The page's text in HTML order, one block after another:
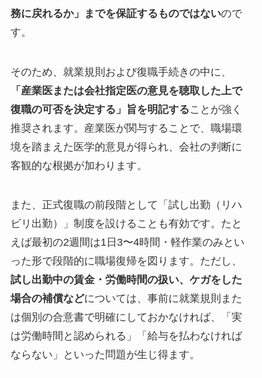
務に戻れるか」までを保証するものではないので
す。
そのため、就業規則および復職手続きの中に、
「産業医または会社指定医の意見を聴取した上で
復職の可否を決定する」旨を明記することが強く
推奨されます。産業医が関与することで、職場環
境を踏まえた医学的意見が得られ、会社の判断に
客観的な根拠が加わります。
また、正式復職の前段階として「試し出勤（リハ
ビリ出勤）」制度を設けることも有効です。たと
えば最初の2週間は1日3〜4時間・軽作業のみとい
った形で段階的に職場復帰を図ります。ただし、
試し出勤中の賃金・労働時間の扱い、ケガをした
場合の補償などについては、事前に就業規則また
は個別の合意書で明確にしておかなければ、「実
は労働時間と認められる」「給与を払わなければ
ならない」といった問題が生じ得ます。